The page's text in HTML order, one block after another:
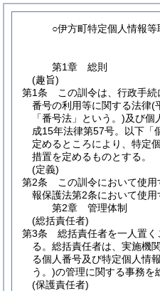
○伊方町特定個人情報等
第1章
総則
(趣旨)
第1条
この訓令は、行政手
番号の利用等に関する法律(
「番号法」という。)及び個
成15年法律第57号。以下「
定めるところにより、特定
措置を定めるものとする。
(定義)
第2条
この訓令において使
報保護法第2条において使用
第2章
管理体制
(総括責任者)
第3条
総括責任者を一人置
る。 総括責任者は、実施機
る個人番号及び特定個人情報
う。)の管理に関する事務を
(保護責任者)